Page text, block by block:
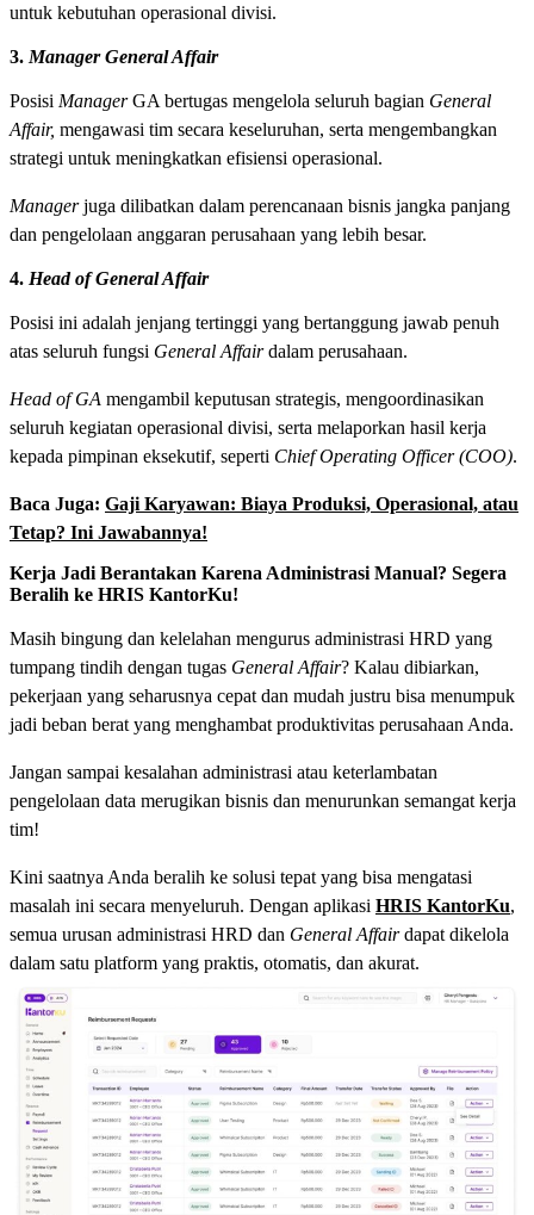
untuk kebutuhan operasional divisi.
3. Manager General Affair
Posisi ManagerGA bertugas mengelola seluruh bagian General
Affair, mengawasi tim secara keseluruhan, serta mengembangkan
strategi untuk meningkatkan efisiensi operasional.
Managerjuga dilibatkan dalam perencanaan bisnis jangka panjang
dan pengelolaan anggaran perusahaan yang lebih besar.
4. Head of General Affair
Posisi ini adalah jenjang tertinggi yang bertanggung jawab penuh
atas seluruh fungsi General Affairdalam perusahaan.
Head of GA mengambil keputusan strategis, mengoordinasikan
seluruh kegiatan operasional divisi, serta melaporkan hasil kerja
kepada pimpinan eksekutif, seperti Chief Operating Officer (COO).
Baca Juga: Gaji Karyawan: Biaya Produksi, Operasional, atau
Tetap? Ini Jawabannya!
Kerja Jadi Berantakan Karena Administrasi Manual? Segera
Beralih ke HRIS KantorKu!
Masih bingung dan kelelahan mengurus administrasi HRD yang
tumpang tindih dengan tugas General Affair? Kalau dibiarkan,
pekerjaan yang seharusnya cepat dan mudah justru bisa menumpuk
jadi beban berat yang menghambat produktivitas perusahaan Anda.
Jangan sampai kesalahan administrasi atau keterlambatan
pengelolaan data merugikan bisnis dan menurunkan semangat kerja
tim!
Kini saatnya Anda beralih ke solusi tepat yang bisa mengatasi
masalah ini secara menyeluruh. Dengan aplikasi HRIS KantorKu,
semua urusan administrasi HRD dan General Affairdapat dikelola
dalam satu platform yang praktis, otomatis, dan akurat.